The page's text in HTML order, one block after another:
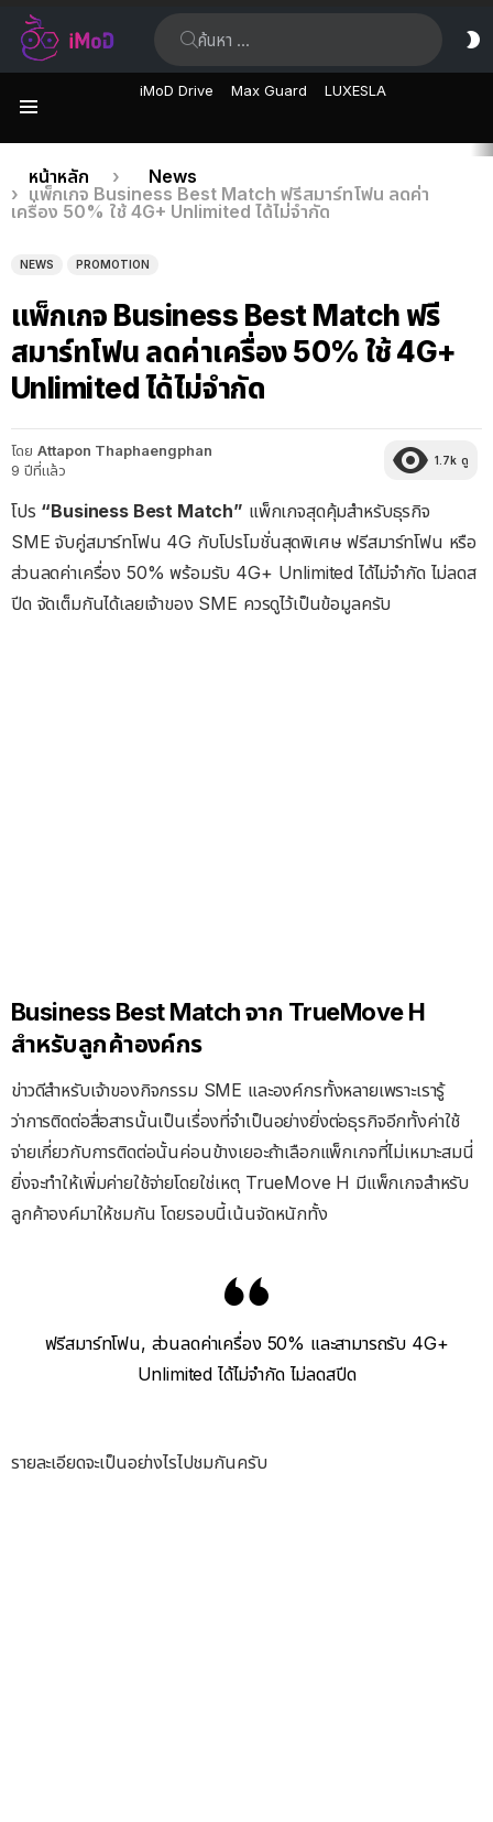
iMoD Drive Max Guard LUXESLA
เรื่อง
ล่าสุด
คุณอยู่ที่นี่:
หน้าหลัก
News
แพ็กเกจ Business Best Match ฟรีสมาร์ทโฟน ลดค่า
เครื่อง 50% ใช้ 4G+ Unlimited ได้ไม่จำกัด
NEWS PROMOTION
แพ็กเกจ Business Best Match ฟรี
สมาร์ทโฟน ลดค่าเครื่อง 50% ใช้ 4G+
Unlimited ได้ไม่จำกัด
โดย Attapon Thaphaengphan
9 ปีที่แล้ว
1.7k ดู
โปร “Business Best Match” แพ็กเกจสุดคุ้มสำหรับธุรกิจ
SME จับคู่สมาร์ทโฟน 4G กับโปรโมชั่นสุดพิเศษ ฟรีสมาร์ทโฟน หรือ
ส่วนลดค่าเครื่อง 50% พร้อมรับ 4G+ Unlimited ได้ไม่จำกัด ไม่ลดส
ปีด จัดเต็มกันได้เลยเจ้าของ SME ควรดูไว้เป็นข้อมูลครับ
Business Best Match จาก TrueMove H
สำหรับลูกค้าองค์กร
ข่าวดีสำหรับเจ้าของกิจกรรม SME และองค์กรทั้งหลายเพราะเรารู้
ว่าการติดต่อสื่อสารนั้นเป็นเรื่องที่จำเป็นอย่างยิ่งต่อธุรกิจอีกทั้งค่าใช้
จ่ายเกี่ยวกับการติดต่อนั้นค่อนข้างเยอะถ้าเลือกแพ็กเกจที่ไม่เหมาะสมนี่
ยิ่งจะทำให้เพิ่มค่ายใช้จ่ายโดยใช่เหตุ TrueMove H มีแพ็กเกจสำหรับ
ลูกค้าองค์มาให้ชมกัน โดยรอบนี้เน้นจัดหนักทั้ง
ฟรีสมาร์ทโฟน, ส่วนลดค่าเครื่อง 50% และสามารถรับ 4G+
Unlimited ได้ไม่จำกัด ไม่ลดสปีด
รายละเอียดจะเป็นอย่างไรไปชมกันครับ